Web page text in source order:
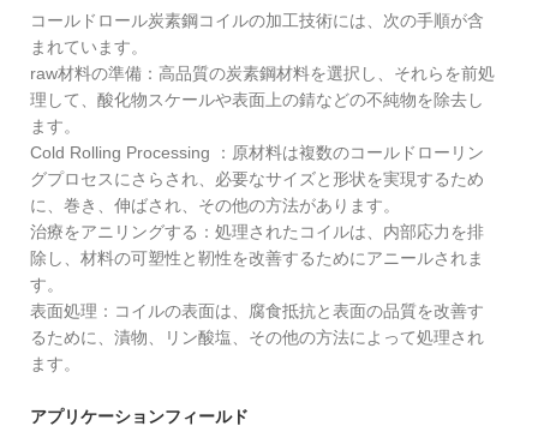
コールドロール炭素鋼コイルの加工技術には、次の手順が含
まれています。
raw材料の準備：高品質の炭素鋼材料を選択し、それらを前処
理して、酸化物スケールや表面上の錆などの不純物を除去し
ます。
Cold Rolling Processing ‌：原材料は複数のコールドローリン
グプロセスにさらされ、必要なサイズと形状を実現するため
に、巻き、伸ばされ、その他の方法があります。
治療をアニリングする：処理されたコイルは、内部応力を排
除し、材料の可塑性と靭性を改善するためにアニールされま
す。
表面処理：コイルの表面は、腐食抵抗と表面の品質を改善す
るために、漬物、リン酸塩、その他の方法によって処理され
ます。
アプリケーションフィールド